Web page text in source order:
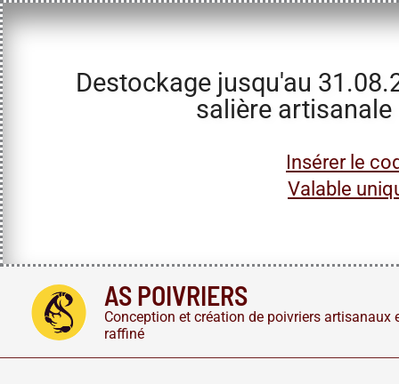
Destockage jusqu'au
salière artisanale
Insérer le
Valable
contenu
AS POIVRIERS
Conception et création de poivriers artisanaux
raffiné